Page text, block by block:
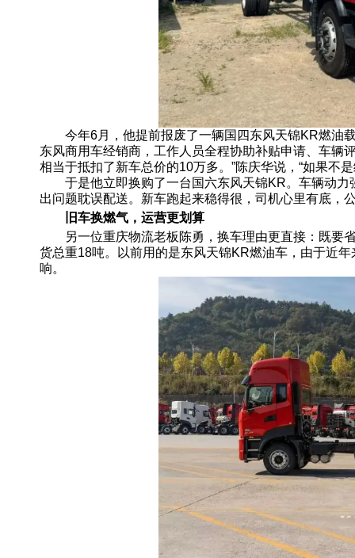
今年6月，他提前报废了一辆国四东风天锦KR燃油载
东风商用车经销商，工作人员全程协助补贴申请、车辆
相当于抵扣了新车总价的10万多。”陈庆华说，“如果不
于是他立即换购了一台国六东风天锦KR。车辆动力
出问题耽误配送。新车跑起来稳得很，司机心里有底，
旧车换燃气，运营更划算
另一位重庆物流老板陈勇，换车理由更直接：既要
货总重18吨。以前用的是东风天锦KR燃油车，由于近
响。